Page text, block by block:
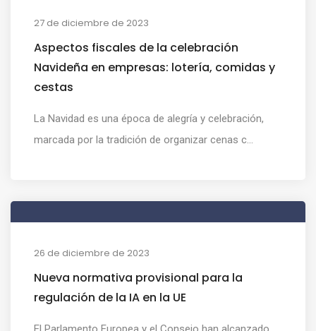
27 de diciembre de 2023
Aspectos fiscales de la celebración
Navideña en empresas: lotería, comidas y
cestas
La Navidad es una época de alegría y celebración,
marcada por la tradición de organizar cenas c...
26 de diciembre de 2023
Nueva normativa provisional para la
regulación de la IA en la UE